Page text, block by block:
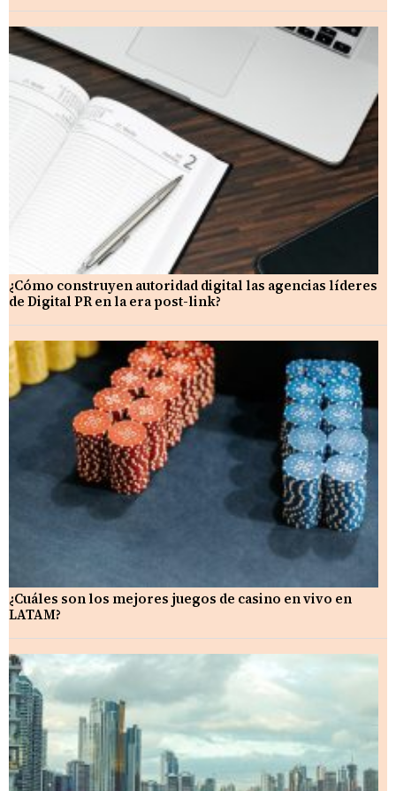
¿Cómo construyen autoridad digital las agencias líderes
de Digital PR en la era post-link?
¿Cuáles son los mejores juegos de casino en vivo en
LATAM?